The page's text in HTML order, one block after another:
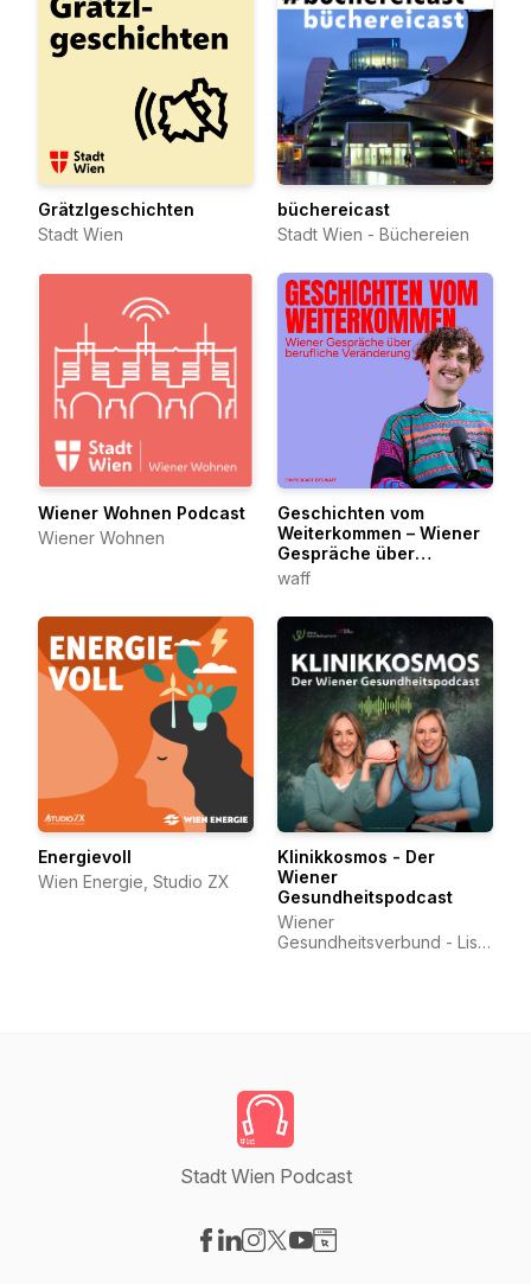
Grätzlgeschichten
Stadt Wien
büchereicast
Stadt Wien - Büchereien
Wiener Wohnen Podcast
Wiener Wohnen
Geschichten vom
Weiterkommen – Wiener
Gespräche über
berufliche Veränderung
waff
Energievoll
Wien Energie, Studio ZX
Klinikkosmos - Der
Wiener
Gesundheitspodcast
Wiener
Gesundheitsverbund - Lisa
Stadt Wien Podcast